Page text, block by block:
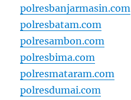
polresbanjarmasin.com
polresbatam.com
polresambon.com
polresbima.com
polresmataram.com
polresdumai.com